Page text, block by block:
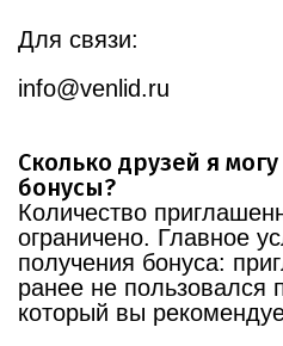
Для связи:
info@venlid.ru
Сколько друзей я
бонусы?
Количество
ограничено. Главное
получения бонуса:
ранее не
который вы